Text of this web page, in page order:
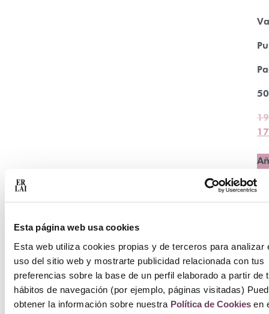
Esta página web usa cookies
Esta web utiliza cookies propias y de terceros para analizar
uso del sitio web y mostrarte publicidad relacionada con tus
preferencias sobre la base de un perfil elaborado a partir de
hábitos de navegación (por ejemplo, páginas visitadas)
obtener la información sobre nuestra Política de Cookiesen